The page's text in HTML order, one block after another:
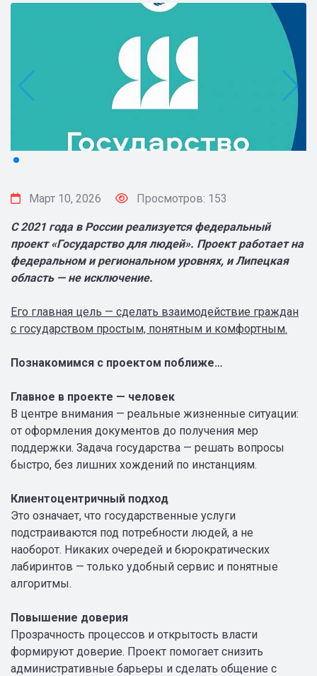
Март 10, 2026 Просмотров: 153
С 2021 года в России реализуется федеральный
проект «Государство для людей». Проект работает на
федеральном и региональном уровнях, и Липецкая
область — не исключение.
Его главная цель — сделать взаимодействие граждан
с государством простым, понятным и комфортным.
Познакомимся с проектом поближе…
Главное в проекте — человек
В центре внимания — реальные жизненные ситуации:
от оформления документов до получения мер
поддержки. Задача государства — решать вопросы
быстро, без лишних хождений по инстанциям.
Клиентоцентричный подход
Это означает, что государственные услуги
подстраиваются под потребности людей, а не
наоборот. Никаких очередей и бюрократических
лабиринтов — только удобный сервис и понятные
алгоритмы.
Повышение доверия
Прозрачность процессов и открытость власти
формируют доверие. Проект помогает снизить
административные барьеры и сделать общение с